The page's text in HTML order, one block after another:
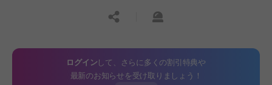
공유하기신고하기
ログインして、さらに多くの割引特典や
最新のお知らせを受け取りましょう！